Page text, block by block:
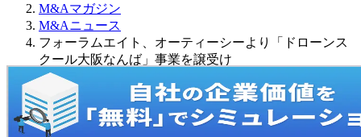
M&Aマガジン
M&Aニュース
フォーラムエイト、オーティーシーより「ドローンス
クール大阪なんば」事業を譲受け